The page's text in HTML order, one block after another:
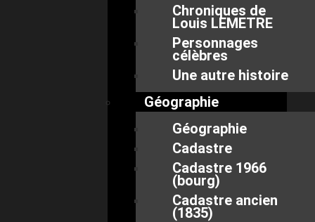
Chroniques de
Louis LEMETRE
Personnages
célèbres
Une autre histoire
Géographie
Géographie
Cadastre
Cadastre 1966
(bourg)
Cadastre ancien
(1835)